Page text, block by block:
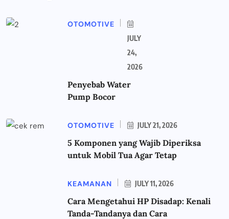
OTOMOTIVE
JULY
24,
2026
Penyebab Water
Pump Bocor
OTOMOTIVE JULY 21, 2026
5 Komponen yang Wajib Diperiksa
untuk Mobil Tua Agar Tetap
KEAMANAN JULY 11, 2026
Cara Mengetahui HP Disadap: Kenali
Tanda-Tandanya dan Cara